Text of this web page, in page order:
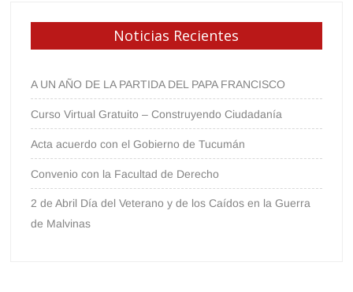
Noticias Recientes
A UN AÑO DE LA PARTIDA DEL PAPA FRANCISCO
Curso Virtual Gratuito – Construyendo Ciudadanía
Acta acuerdo con el Gobierno de Tucumán
Convenio con la Facultad de Derecho
2 de Abril Día del Veterano y de los Caídos en la Guerra
de Malvinas